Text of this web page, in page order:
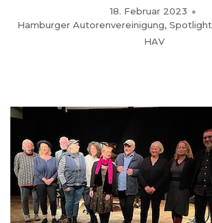
18. Februar 2023
Hamburger Autorenvereinigung, Spotlight
HAV